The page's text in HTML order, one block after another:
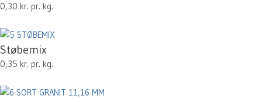
0,30 kr. pr. kg.
Støbemix
0,35 kr. pr. kg.